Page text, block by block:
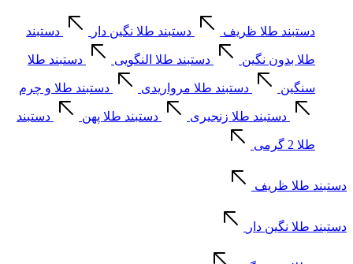
دستبند طلا ظریف دستبند طلا نگین دار دستبند
طلا بدون نگین دستبند طلا النگویی دستبند طلا
سنگین دستبند طلا مرواریدی دستبند طلا و چرم
دستبند طلا زنجیری دستبند طلا پهن دستبند
طلا 2 گرمی
دستبند طلا ظریف
دستبند طلا نگین دار